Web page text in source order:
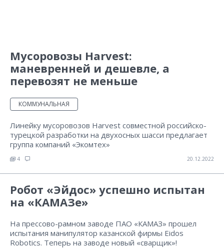
Мусоровозы Harvest:
маневренней и дешевле, а
перевозят не меньше
КОММУНАЛЬНАЯ
Линейку мусоровозов Harvest совместной российско-
турецкой разработки на двухосных шасси предлагает
группа компаний «Экомтех»
4 20.12.2022
Робот «Эйдос» успешно испытан
на «КАМАЗе»
На прессово-рамном заводе ПАО «КАМАЗ» прошел
испытания манипулятор казанской фирмы Eidos
Robotics. Теперь на заводе новый «сварщик»!